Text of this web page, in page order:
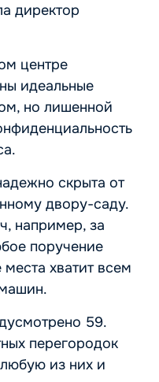
директор
центре
идеальные
но лишенной
скрыта от
двору-саду.
например, за
поручение
хватит всем
59.
перегородок
из них и